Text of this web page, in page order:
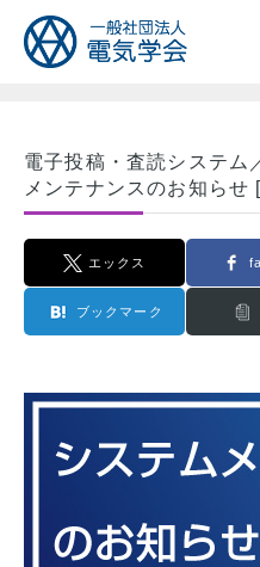
電子投稿・査読システム
メンテナンスのお知らせ
エックス
ブックマーク